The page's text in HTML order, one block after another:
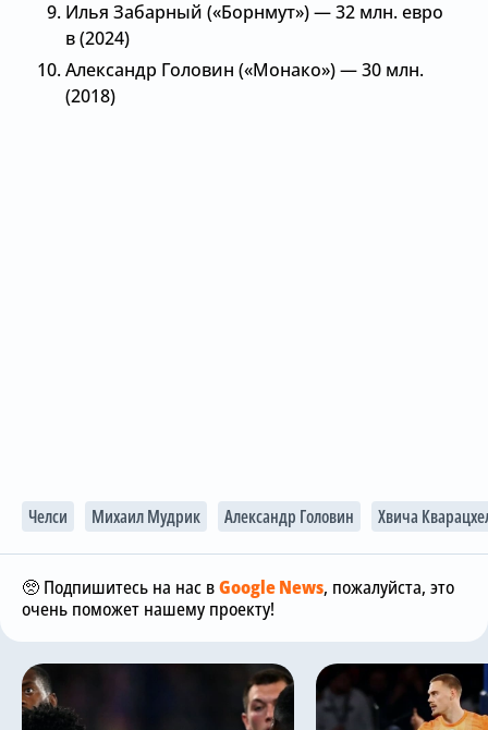
Илья Забарный («Борнмут») — 32 млн. евро
в (2024)
Александр Головин («Монако») — 30 млн.
(2018)
Челси Михаил Мудрик Александр Головин Хвича
🥺 Подпишитесь на нас вGoogle News, пожалуйста, это
очень поможет нашему проекту!